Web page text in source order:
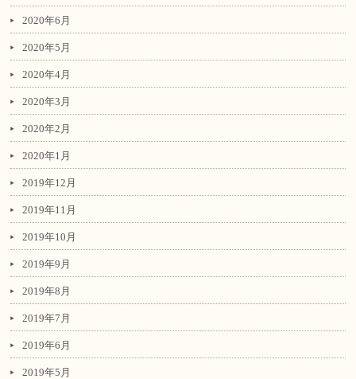
2020年6月
2020年5月
2020年4月
2020年3月
2020年2月
2020年1月
2019年12月
2019年11月
2019年10月
2019年9月
2019年8月
2019年7月
2019年6月
2019年5月